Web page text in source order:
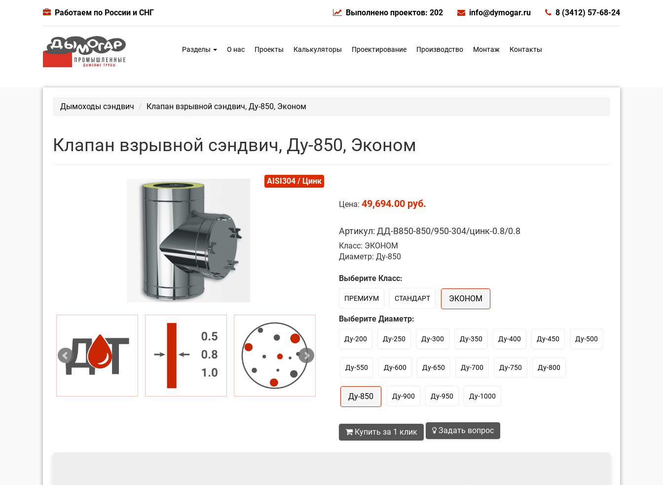
Работаем по России и СНГ Выполнено проектов: 202 info@dymogar.ru 8 (3412) 57-68-24
Разделы О нас Проекты Калькуляторы Проектирование Производство Монтаж Контакты
Дымоходы сэндвич Клапан взрывной сэндвич, Ду-850, Эконом
Клапан взрывной сэндвич, Ду-850, Эконом
AISI304 / Цинк
Цена: 49,694.00 руб.
Артикул: ДД-В850-850/950-304/цинк-0.8/0.8
Класс: ЭКОНОМ
Диаметр: Ду-850
Выберите Класс:
ПРЕМИУМ СТАНДАРТ ЭКОНОМ
Выберите Диаметр:
Ду-200 Ду-250 Ду-300 Ду-350 Ду-400 Ду-450 Ду-500
Ду-550 Ду-600 Ду-650 Ду-700 Ду-750 Ду-800
Ду-850 Ду-900 Ду-950 Ду-1000
Купить за 1 клик Задать вопрос